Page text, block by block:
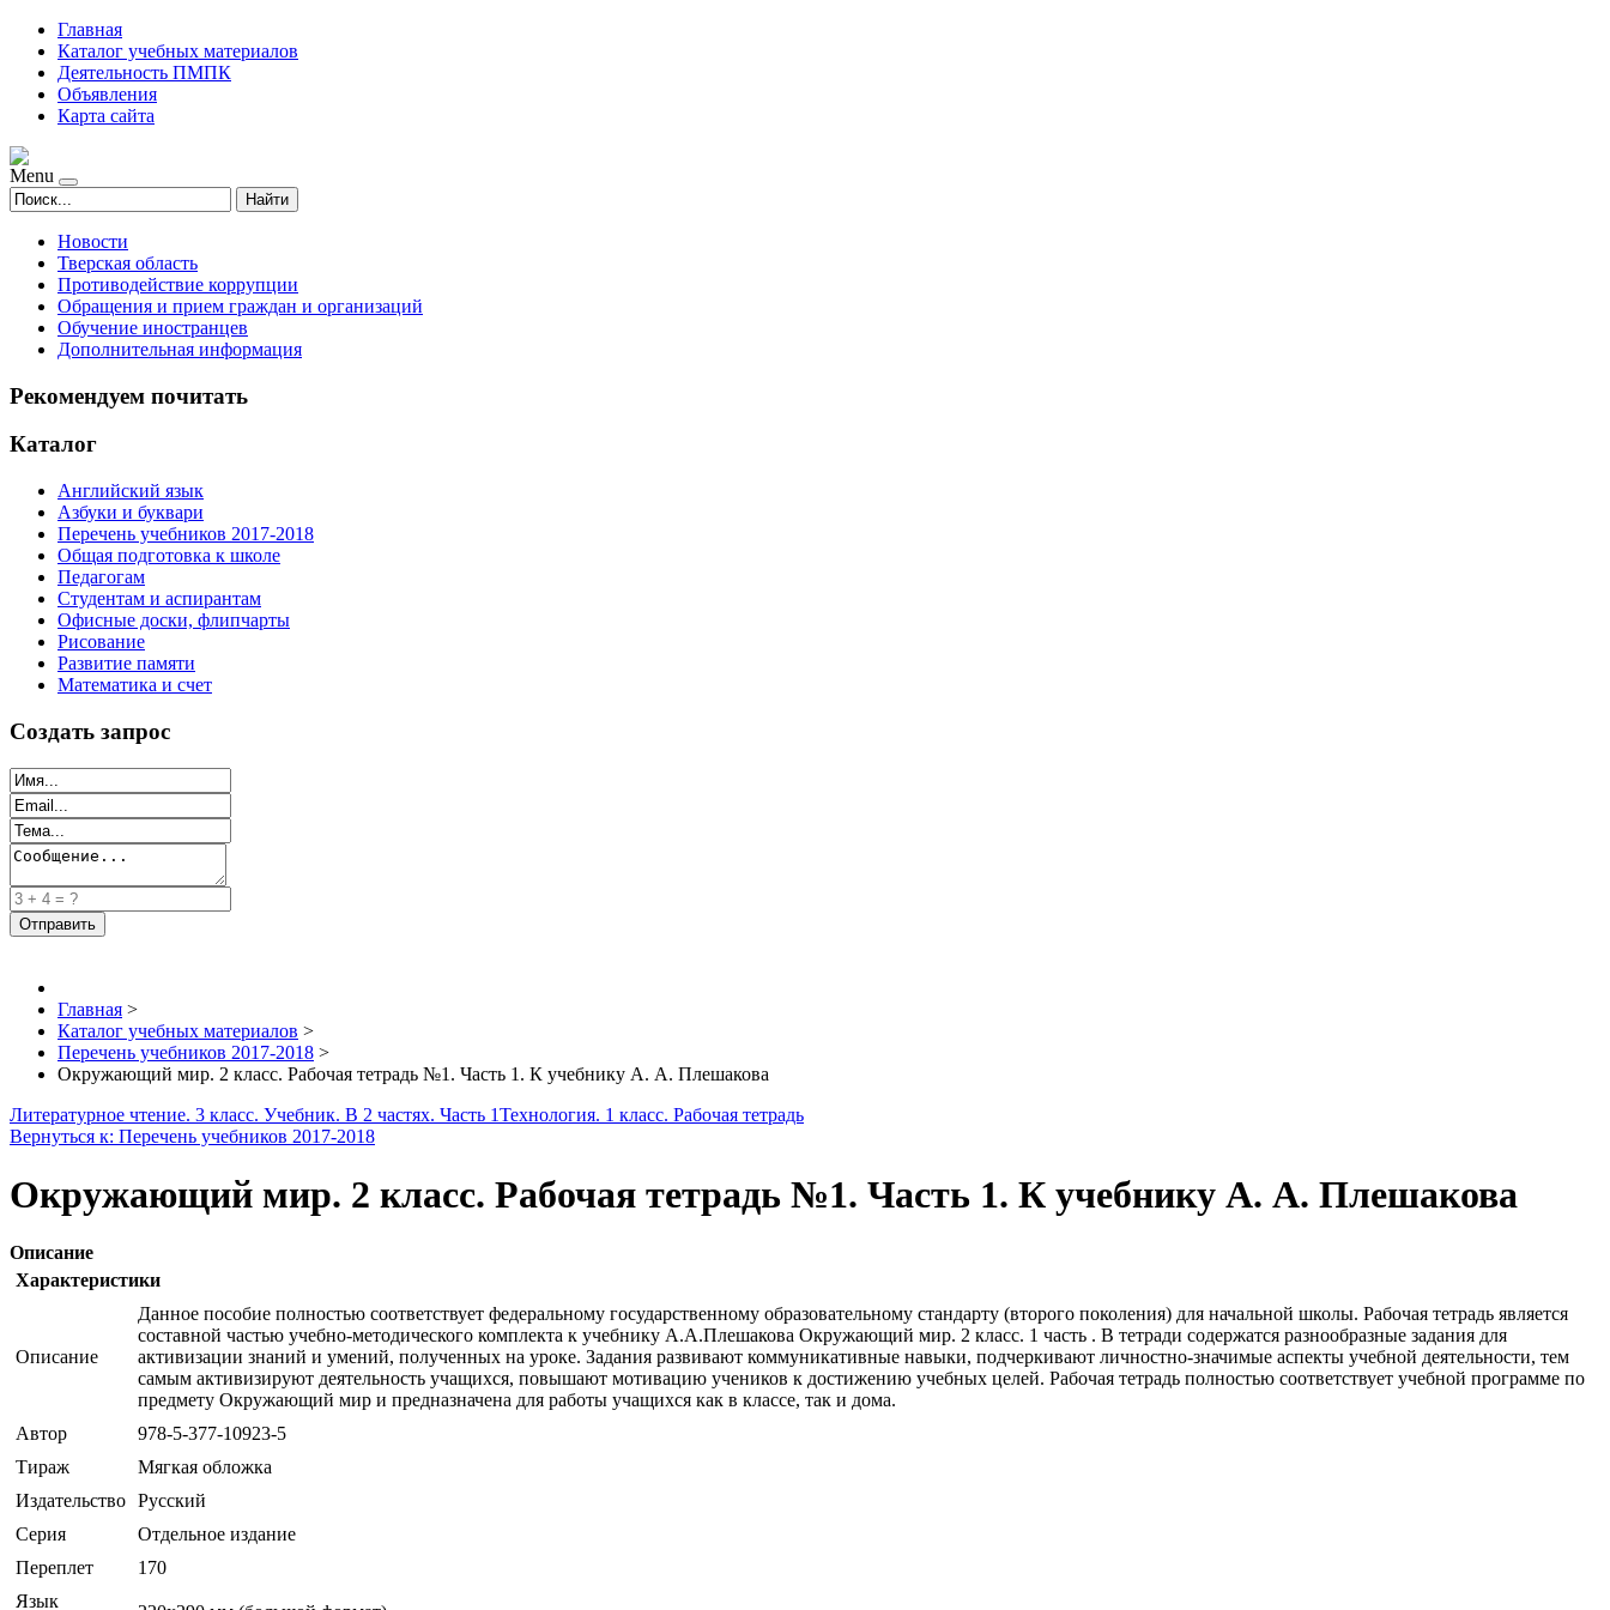
Главная
Каталог учебных материалов
Деятельность ПМПК
Объявления
Карта сайта
Menu
Найти
Новости
Тверская область
Противодействие коррупции
Обращения и прием граждан и организаций
Обучение иностранцев
Дополнительная информация
Рекомендуем почитать
Каталог
Английский язык
Азбуки и буквари
Перечень учебников 2017-2018
Общая подготовка к школе
Педагогам
Студентам и аспирантам
Офисные доски, флипчарты
Рисование
Развитие памяти
Математика и счет
Создать запрос
Главная >
Каталог учебных материалов >
Перечень учебников 2017-2018 >
Окружающий мир. 2 класс. Рабочая тетрадь №1. Часть 1. К учебнику А. А. Плешакова
Литературное чтение. 3 класс. Учебник. В 2 частях. Часть 1Технология. 1 класс. Рабочая тетрадь
Вернуться к: Перечень учебников 2017-2018
Окружающий мир. 2 класс. Рабочая тетрадь №1. Часть 1. К учебнику А. А. Плешакова
Описание
Характеристики
Описание
Данное пособие полностью соответствует федеральному государственному образовательному стандарту (второго поколения) для начальной школы. Рабочая тетрадь является
составной частью учебно-методического комплекта к учебнику А.А.Плешакова Окружающий мир. 2 класс. 1 часть . В тетради содержатся разнообразные задания для
активизации знаний и умений, полученных на уроке. Задания развивают коммуникативные навыки, подчеркивают личностно-значимые аспекты учебной деятельности, тем
самым активизируют деятельность учащихся, повышают мотивацию учеников к достижению учебных целей. Рабочая тетрадь полностью соответствует учебной программе по
предмету Окружающий мир и предназначена для работы учащихся как в классе, так и дома.
Автор
978-5-377-10923-5
Тираж
Мягкая обложка
Издательство Русский
Серия
Отдельное издание
Переплет
170
Язык